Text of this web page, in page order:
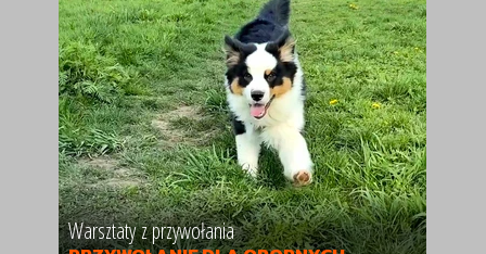
Warsztaty z przywołania
Dostosuj Zezwól na wszystkie